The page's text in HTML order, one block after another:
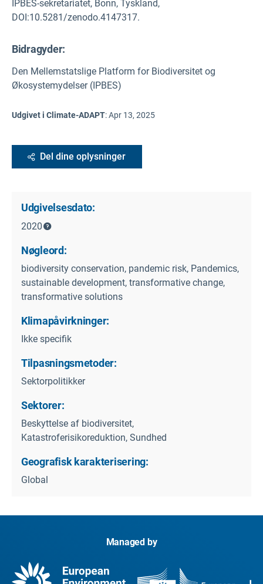
IPBES-sekretariatet, Bonn, Tyskland,
DOI:10.5281/zenodo.4147317.
Bidragyder:
Den Mellemstatslige Platform for Biodiversitet og
Økosystemydelser (IPBES)
Udgivet i Climate-ADAPT:Apr 13, 2025
Del dine oplysninger
Udgivelsesdato:
2020
Nøgleord:
biodiversity conservation, pandemic risk, Pandemics,
sustainable development, transformative change,
transformative solutions
Klimapåvirkninger:
Ikke specifik
Tilpasningsmetoder:
Sektorpolitikker
Sektorer:
Beskyttelse af biodiversitet,
Katastroferisikoreduktion, Sundhed
Geografisk karakterisering:
Global
Managed by